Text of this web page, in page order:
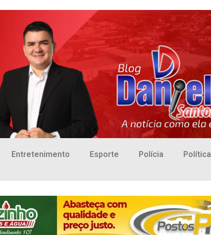
Entretenimento Esporte Polícia Política